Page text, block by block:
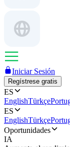
Iniciar Sesión
Regístrese gratis
ES
EnglishTürkçe
ES
EnglishTürkçe
Oportunidades
IA